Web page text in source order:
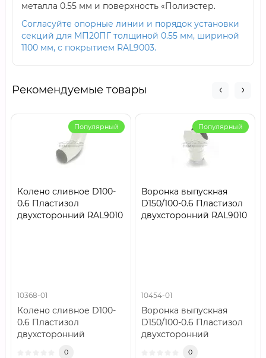
металла 0.55 мм и поверхность «Полиэстер.
Согласуйте опорные линии и порядок установки
секций для МП20ПГ толщиной 0.55 мм, шириной
1100 мм, с покрытием RAL9003.
Рекомендуемые товары
Популярный
Колено сливное D100-
0.6 Пластизол
двухсторонний RAL9010
10368-01
Колено сливное D100-
0.6 Пластизол
двухсторонний
0
Популярный
Воронка выпускная
D150/100-0.6 Пластизол
двухсторонний RAL9010
10454-01
Воронка выпускная
D150/100-0.6 Пластизол
двухсторонний
0